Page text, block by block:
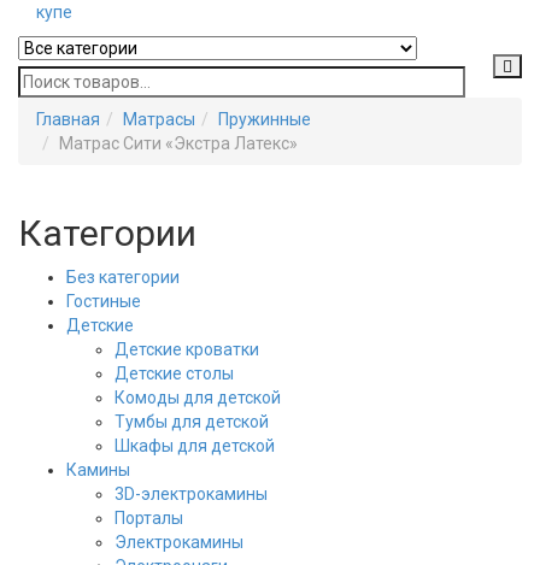
купе
Главная Матрасы
Пружинные
Матрас Сити «Экстра Латекс»
Категории
Без категории
Гостиные
Детские
Детские кроватки
Детские столы
Комоды для детской
Тумбы для детской
Шкафы для детской
Камины
3D-электрокамины
Порталы
Электрокамины